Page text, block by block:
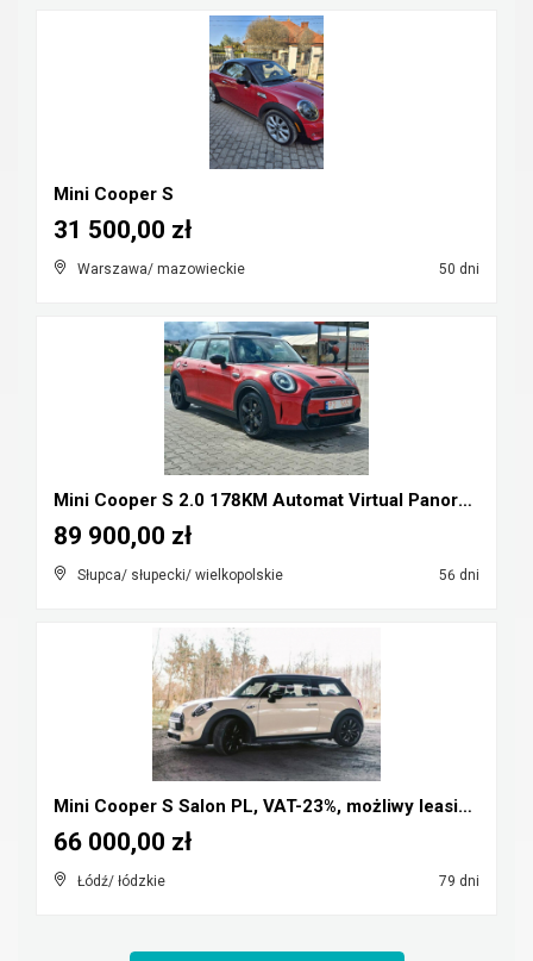
Mini Cooper S
Warszawa/ mazowieckie 50 dni
31 500,00 zł
Mini Cooper S 2.0 178KM Automat Virtual Panorama F...
Słupca/ słupecki/ wielkopolskie 56 dni
89 900,00 zł
Mini Cooper S Salon PL, VAT-23%, możliwy leasing, ...
Łódź/ łódzkie 79 dni
66 000,00 zł